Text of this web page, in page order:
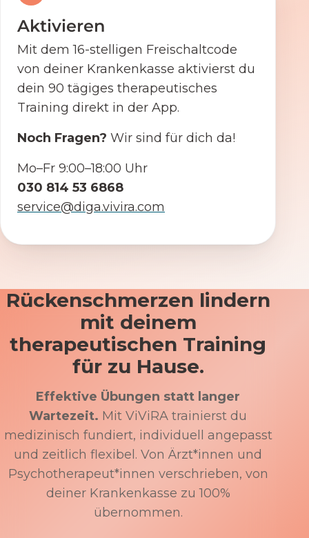
Aktivieren
Mit dem 16-stelligen Freischaltcode
von deiner Krankenkasse aktivierst du
dein 90 tägiges therapeutisches
Training direkt in der App.
Noch Fragen? Wir sind für dich da!
Mo–Fr 9:00–18:00 Uhr
030 814 53 6868
service@diga.vivira.com
Rückenschmerzen lindern
mit deinem
therapeutischen Training
für zu Hause.
Effektive Übungen statt langer
Wartezeit. Mit ViViRA trainierst du
medizinisch fundiert, individuell angepasst
und zeitlich flexibel. Von Ärzt*innen und
Psychotherapeut*innen verschrieben, von
deiner Krankenkasse zu 100%
übernommen.